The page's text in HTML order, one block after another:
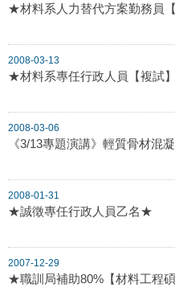
★材料系人力替代方案勤務員
2008-03-13
★材料系專任行政人員【複試
2008-03-06
《3/13專題演講》輕質骨材混
2008-01-31
★誠徵專任行政人員乙名★
2007-12-29
★職訓局補助80%【材料工程